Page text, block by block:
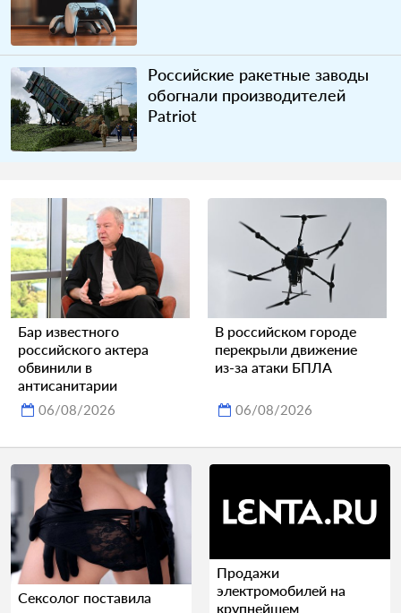
Российские ракетные заводы
обогнали производителей
Patriot
Бар известного
российского актера
обвинили в
антисанитарии
06/08/2026
В российском городе
перекрыли движение
из-за атаки БПЛА
06/08/2026
Сексолог поставила
Продажи
электромобилей на
крупнейшем